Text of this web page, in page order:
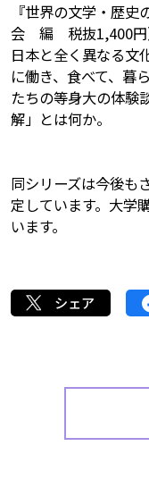
『世界の文学・歴
会 編 税抜1,400円
日本と全く異なる文
に働き、食べて、暮
たちの等身大の体験
解」とは何か。
同シリーズは今後も
定しています。大学
います。
シェア